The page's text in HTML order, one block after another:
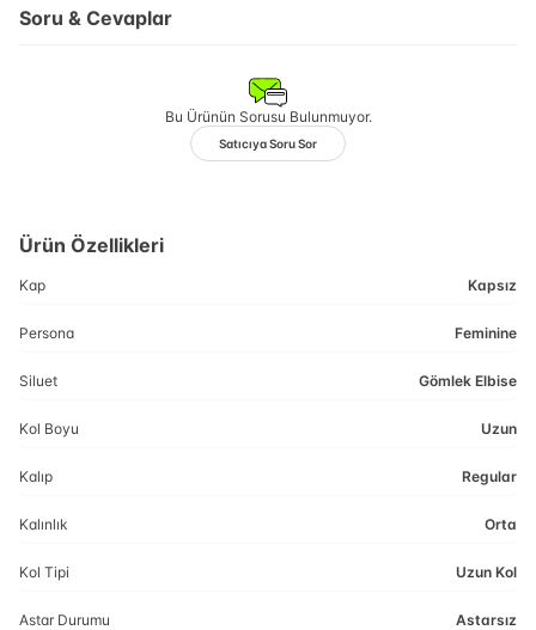
Soru & Cevaplar
Bu Ürünün Sorusu Bulunmuyor.
Satıcıya Soru Sor
Ürün Özellikleri
Kap Kapsız
Persona Feminine
Siluet Gömlek Elbise
Kol Boyu Uzun
Kalıp Regular
Kalınlık Orta
Kol Tipi Uzun Kol
Astar Durumu Astarsız